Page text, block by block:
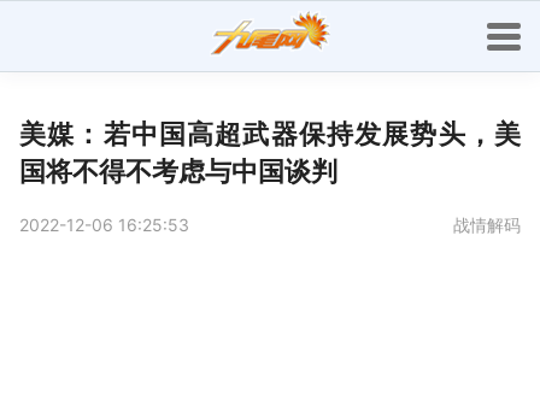
美媒：若中国高超武器保持发展势头，美
国将不得不考虑与中国谈判
2022-12-06 16:25:53 战情解码